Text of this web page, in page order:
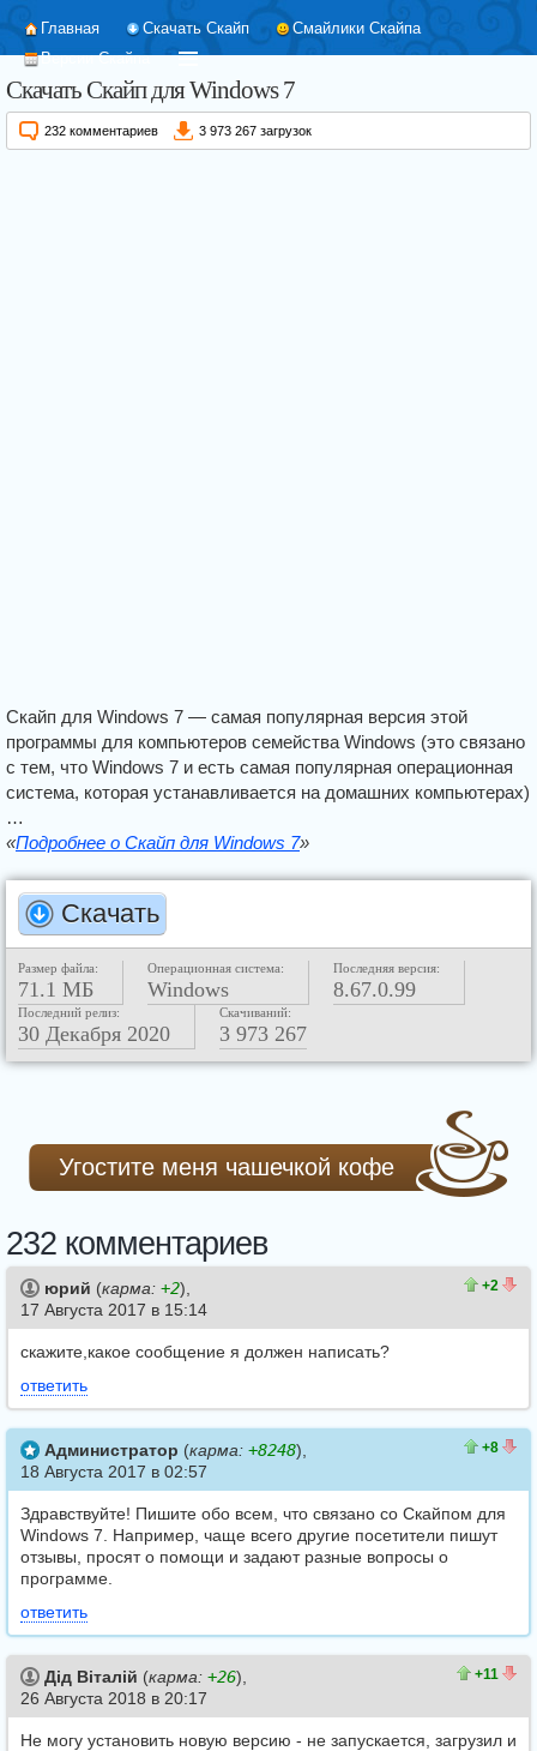
Главная Скачать Скайп
Смайлики Скайпа
Версии Скайпа
Скачать Скайп для Windows 7
232 комментариев 3 973 267 загрузок
Скайп для Windows 7 — самая популярная версия этой
программы для компьютеров семейства Windows (это связано
с тем, что Windows 7 и есть самая популярная операционная
система, которая устанавливается на домашних компьютерах)
…
«Подробнее о Скайп для Windows 7»
Скачать
Размер файла:
71.1 МБ
Операционная система:
Windows
Последняя версия:
8.67.0.99
Последний релиз:
30 Декабря 2020
Скачиваний:
3 973 267
Угостите меня чашечкой кофе
232 комментариев
+2
юрий (карма: +2),
17 Августа 2017 в 15:14
скажите,какое сообщение я должен написать?
ответить
+8
Администратор (карма: +8248),
18 Августа 2017 в 02:57
Здравствуйте! Пишите обо всем, что связано со Скайпом для
Windows 7. Например, чаще всего другие посетители пишут
отзывы, просят о помощи и задают разные вопросы о
программе.
ответить
+11
Дід Віталій (карма: +26),
26 Августа 2018 в 20:17
Не могу установить новую версию - не запускается, загрузил и